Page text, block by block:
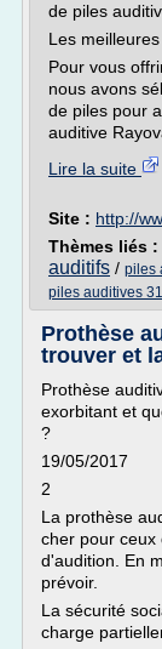
de piles
Les
Pour vous
nous avons
de piles pour
auditive
Lire la suite
Site : http://
Thèmes liés :
auditifs / piles
piles auditives
Prothèse
trouver et
Prothèse
exorbitant et
?
19/05/2017
2
La prothèse
cher pour ceux
d'audition. En
prévoir.
La sécurité
charge